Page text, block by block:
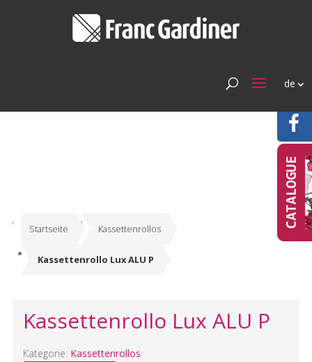
de
Startseite Kassettenrollos
Kassettenrollo Lux ALU P
Kassettenrollo Lux ALU P
Kategorie: Kassettenrollos